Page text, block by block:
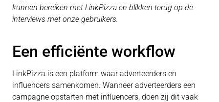
kunnen bereiken met LinkPizza en blikken terug op de
interviews met onze gebruikers.
Een efficiënte workflow
LinkPizza is een platform waar adverteerders en
influencers samenkomen. Wanneer adverteerders een
campagne opstarten met influencers, doen zij dit vaak